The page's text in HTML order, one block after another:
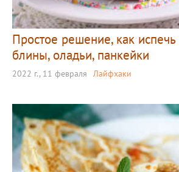
Простое решение, как
блины, оладьи, панкейки
2022 г., 11 февраля Лайфхаки